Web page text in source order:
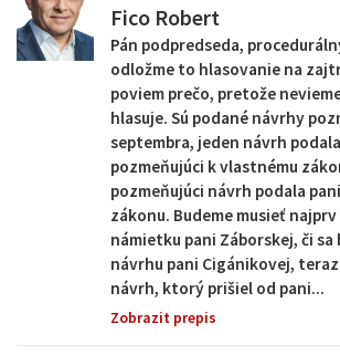
Fico Robert
Pán podpredseda,
odložme to hlasovanie na
poviem prečo, pretože
hlasuje. Sú podané návrhy
septembra, jeden návrh
pozmeňujúci k vlastnému
pozmeňujúci návrh podala
zákonu. Budeme musieť
námietku pani Záborskej, či sa
návrhu pani Cigánikovej,
návrh, ktorý prišiel od pani...
Zobrazit prepis